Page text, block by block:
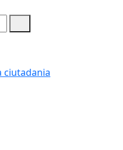
ciutadania